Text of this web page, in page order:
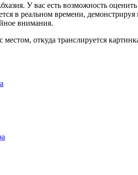
У вас есть возможность
в реальном времени,
внимания.
откуда транслируется